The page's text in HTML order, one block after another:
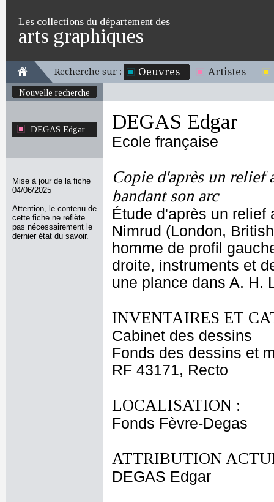
Les collections du département des
arts graphiques
Recherche sur : Oeuvres Artistes
Nouvelle recherche
DEGAS Edgar
Mise à jour de la fiche
04/06/2025
Attention, le contenu de
cette fiche ne reflète
pas nécessairement le
dernier état du savoir.
DEGAS Edgar
Ecole française
Copie d'après un relief
bandant son arc
Étude d'après un relief
Nimrud (London,
homme de profil
droite, instruments et
une plance dans A. H.
INVENTAIRES ET
Cabinet des dessins
Fonds des dessins et
RF 43171, Recto
LOCALISATION :
Fonds Fèvre-Degas
ATTRIBUTION
DEGAS Edgar